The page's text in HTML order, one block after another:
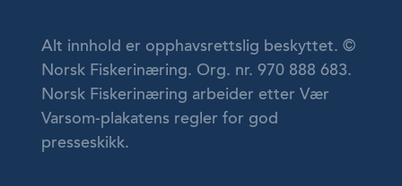
Alt innhold er opphavsrettslig beskyttet. ©
Norsk Fiskerinæring. Org. nr. 970 888 683.
Norsk Fiskerinæring arbeider etter Vær
Varsom-plakatens regler for god
presseskikk.